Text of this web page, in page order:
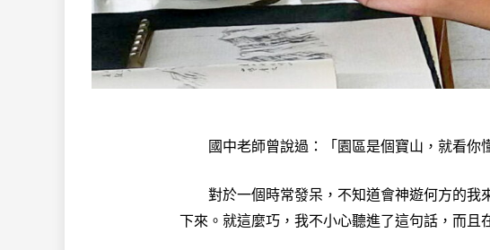
國中老師曾說過：「園區是個寶山，就看你懂
對於一個時常發呆，不知道會神遊何方的我
下來。就這麼巧，我不小心聽進了這句話，而且